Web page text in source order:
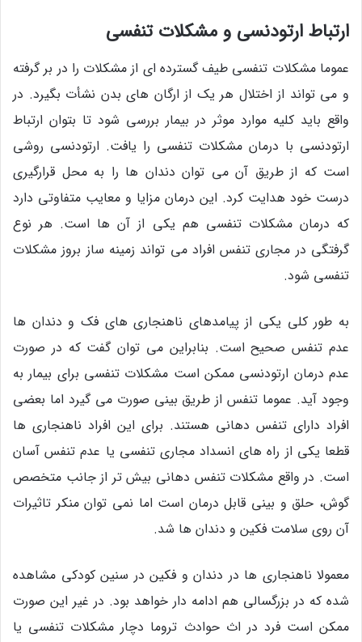
ارتباط ارتودنسی و مشکلات تنفسی
عموما مشکلات تنفسی طیف گسترده ای از مشکلات را در بر گرفته
و می تواند از اختلال هر یک از ارگان های بدن نشأت بگیرد. در
واقع باید کلیه موارد موثر در بیمار بررسی شود تا بتوان ارتباط
ارتودنسی با درمان مشکلات تنفسی را یافت. ارتودنسی روشی
است که از طریق آن می توان دندان ها را به محل قرارگیری
درست خود هدایت کرد. این درمان مزایا و معایب متفاوتی دارد
که درمان مشکلات تنفسی هم یکی از آن ها است. هر نوع
گرفتگی در مجاری تنفس افراد می تواند زمینه ساز بروز مشکلات
تنفسی شود.
به طور کلی یکی از پیامدهای ناهنجاری های فک و دندان ها
عدم تنفس صحیح است. بنابراین می توان گفت که در صورت
عدم درمان ارتودنسی ممکن است مشکلات تنفسی برای بیمار به
وجود آید. عموما تنفس از طریق بینی صورت می گیرد اما بعضی
افراد دارای تنفس دهانی هستند. برای این افراد ناهنجاری ها
قطعا یکی از راه های انسداد مجاری تنفسی یا عدم تنفس آسان
است. در واقع مشکلات تنفس دهانی بیش تر از جانب متخصص
گوش، حلق و بینی قابل درمان است اما نمی توان منکر تاثیرات
آن روی سلامت فکین و دندان ها شد.
معمولا ناهنجاری ها در دندان و فکین در سنین کودکی مشاهده
شده که در بزرگسالی هم ادامه دار خواهد بود. در غیر این صورت
ممکن است فرد در اث حوادث تروما دچار مشکلات تنفسی یا